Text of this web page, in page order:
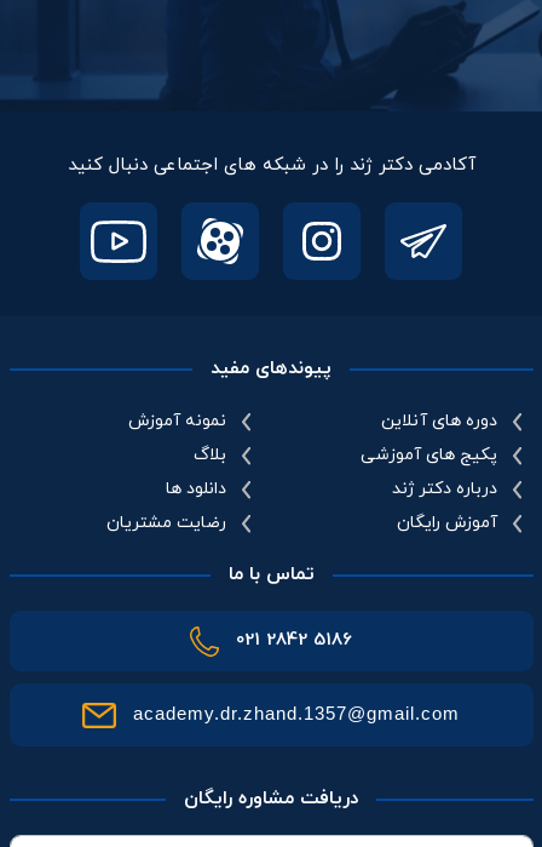
آکادمی دکتر ژند را در شبکه های اجتماعی دنبال کنید
پیوندهای مفید
دوره های آنلاین
پکیج های آموزشی
درباره دکتر ژند
آموزش رایگان
نمونه آموزش
بلاگ
دانلود ها
رضایت مشتریان
تماس با ما
021 2842 5186
academy.dr.zhand.1357@gmail.com
دریافت مشاوره رایگان